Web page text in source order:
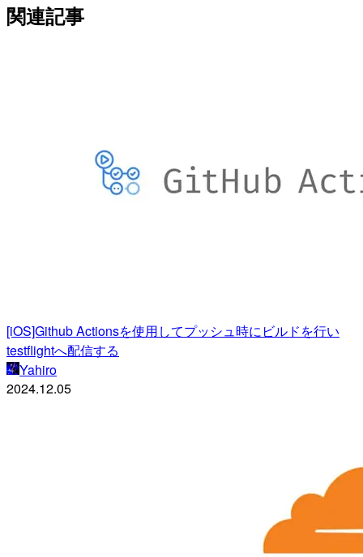
関連記事
[iOS]Github Actionsを使用してプッシュ時にビルドを行い
testflightへ配信する
Yahiro
2024.12.05